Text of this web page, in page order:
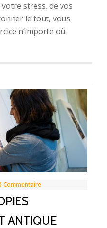
stress, de vos
le tout, vous
n’importe où.
Commentaire
ANTIQUE